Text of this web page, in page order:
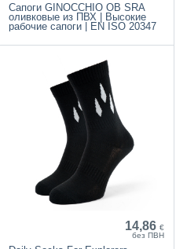
Сапоги GINOCCHIO OB SRA
оливковые из ПВХ | Высокие
рабочие сапоги | EN ISO 20347
14,86 €
без ПВН